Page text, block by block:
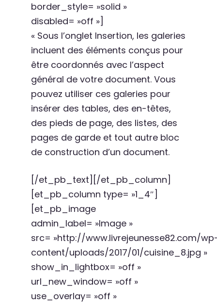
border_style= »solid »
disabled= »off »]
« Sous l’onglet Insertion, les galeries
incluent des éléments conçus pour
être coordonnés avec l’aspect
général de votre document. Vous
pouvez utiliser ces galeries pour
insérer des tables, des en-têtes,
des pieds de page, des listes, des
pages de garde et tout autre bloc
de construction d’un document.
[/et_pb_text][/et_pb_column]
[et_pb_column type= »1_4″]
[et_pb_image
admin_label= »Image »
src= »http://www.livrejeunesse82.com/
content/uploads/2017/01/cuisine_8.jpg »
show_in_lightbox= »off »
url_new_window= »off »
use_overlay= »off »